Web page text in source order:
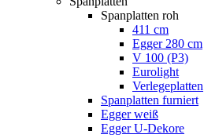
Spanplatten roh
411 cm
Egger 280 cm
V 100 (P3)
Eurolight
Verlegeplatten
Spanplatten furniert
Egger weiß
Egger U-Dekore